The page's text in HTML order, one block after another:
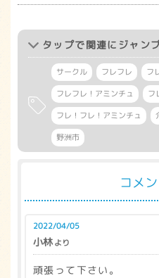
タップで関連にジャン
サークル フレフレ フ
フレフレ！アミンチュ
フ
フレ！フレ！アミンチュ
野洲市
コメ
2022/04/05
小林より
頑張って下さい。